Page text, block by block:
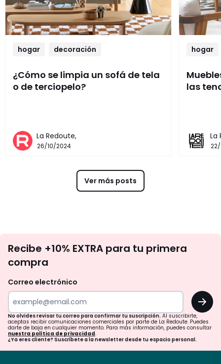
hogar decoración
¿Cómo se limpia un sofá de tela
o de terciopelo?
La Redoute,
26/10/2024
hogar
las
La
Ver más posts
te
tu
para
confirmar
tu
suscripción.
Recibe +10% EXTRA para tu primera
compra
Correo electrónico
OK
No olvides revisar tu correo para confirmar tu suscripción.Al suscribirte,
aceptas recibir comunicaciones comerciales por parte de La Redoute. Puedes
darte de baja en cualquier momento. Para más información, puedes consultar
nuestra política de privacidad.
¿Ya eres cliente? Suscríbete a la newsletter desde tu espacio personal.